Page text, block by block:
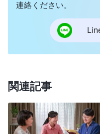
なものであり、考慮
人が何かの責任者で
の本質があるとき、
す。そしてほぼ常にそ
知らせません。では
ですか。補佐役では
連絡ください。
関連記事